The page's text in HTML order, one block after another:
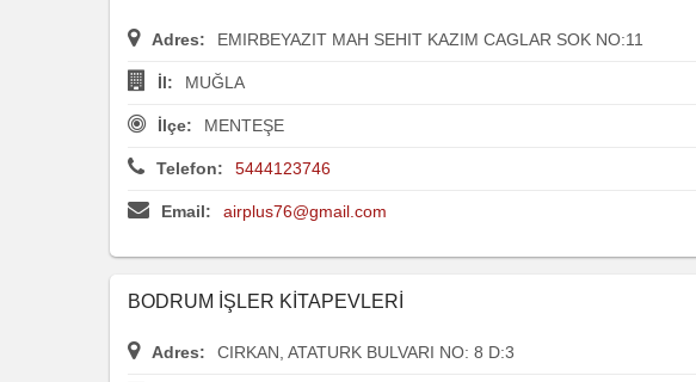
Adres: EMIRBEYAZIT MAH SEHIT KAZIM CAGLAR SOK NO:11
İl: MUĞLA
İlçe: MENTEŞE
Telefon: 5444123746
Email: airplus76@gmail.com
BODRUM İŞLER KİTAPEVLERİ
Adres: CIRKAN, ATATURK BULVARI NO: 8 D:3